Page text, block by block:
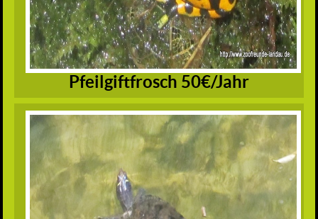
Pfeilgiftfrosch 50€/Jahr